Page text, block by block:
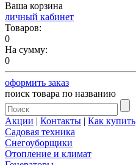
Ваша корзина
личный кабинет
Товаров:
0
На сумму:
0
оформить заказ
поиск товара по названию
Акции | Контакты | Как купить
Садовая техника
Снегоуборщики
Отопление и климат